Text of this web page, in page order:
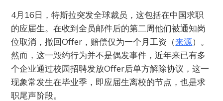
4月16日，特斯拉突发全球裁员，这包括在中国求职
的应届生。在收到全员邮件后的第二周他们被通知岗
位取消，撤回Offer，赔偿仅为一个月工资（来源）。
然而，这一毁约行为并不是偶发事件，近年来已有多
个企业通过校园招聘发放Offer后单方解除协议，这一
现象常发生在毕业季，即应届生离校的节点，也是求
职尾声阶段。